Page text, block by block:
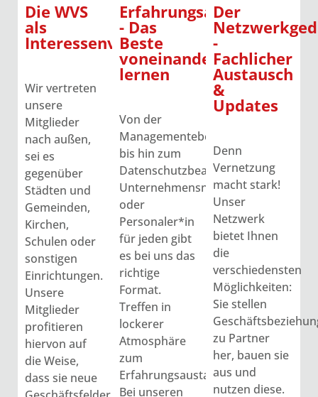
Die WVS
als
Interessenvertretung
Wir vertreten
unsere
Mitglieder
nach außen,
sei es
gegenüber
Städten und
Gemeinden,
Kirchen,
Schulen oder
sonstigen
Einrichtungen.
Unsere
Mitglieder
profitieren
hiervon auf
die Weise,
dass sie neue
Erfahrungsaustausch
- Das
Beste
voneinander
lernen
Von der
Managementebene
bis hin zum
Datenschutzbeauftragen,
Unternehmensnachfolger*in
oder
Personaler*in
für jeden gibt
es bei uns das
richtige
Format.
Treffen in
lockerer
Atmosphäre
zum
Erfahrungsaustausch.
Bei unseren
Der
-
Fachlicher
Austausch
&
Updates
Denn
Vernetzung
macht stark!
Unser
Netzwerk
bietet Ihnen
die
verschiedensten
Möglichkeiten:
Sie stellen
zu Partner
her, bauen sie
aus und
nutzen diese.